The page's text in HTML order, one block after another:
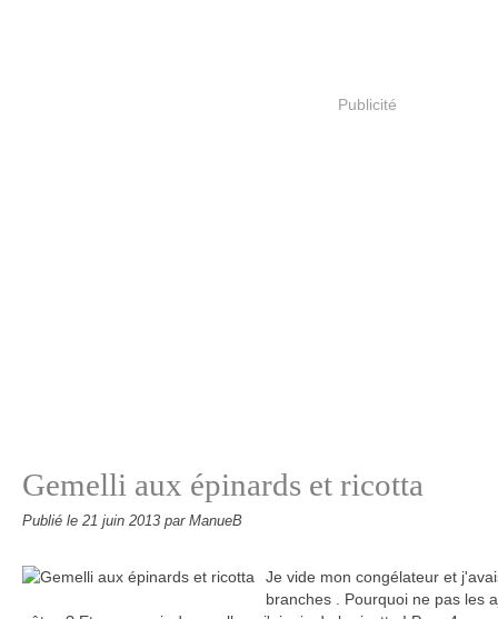
Publicité
Gemelli aux épinards et ricotta
Publié le 21 juin 2013 par ManueB
Je vide mon congélateur et
branches . Pourquoi ne pas les